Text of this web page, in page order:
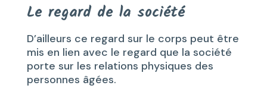
Le regard de la société
D’ailleurs ce regard sur le corps peut être
mis en lien avec le regard que la société
porte sur les relations physiques des
personnes âgées.